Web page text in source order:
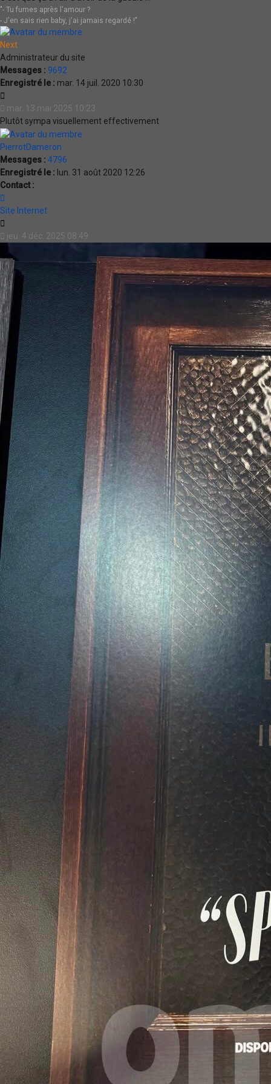
"- Tu fumes après l'amour ?
- J'en sais rien baby, j'ai jamais regardé !"
Next
Administrateur du site
Messages : 9692
Enregistré le : mar. 14 juil. 2020 10:30
mar. 13 mai 2025 10:23
Plutôt sympa visuellement effectivement
PierrotDameron
Messages : 4796
Enregistré le : lun. 31 août 2020 12:26
Contact :
PierrotDameron
Site Internet
jeu. 4 déc. 2025 08:49